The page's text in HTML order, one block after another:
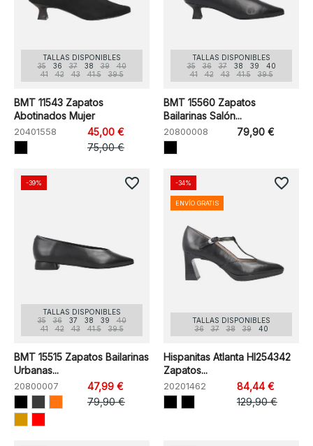
TALLAS DISPONIBLES
35
36 37 38 39
40
41
42 43 41.5 39.5
BMT 11543 Zapatos
Abotinados Mujer
20401558
45,00 €
75,00 €
TALLAS DISPONIBLES
35
36 37 38 39
40
41
42 43 41.5 39.5
BMT 15560 Zapatos
Bailarinas Salón...
20800008 79,90 €
TALLAS DISPONIBLES
35
36 37 38 39
40
41
42 43 41.5 39.5
BMT 15515 Zapatos Bailarinas
Urbanas...
20800007
47,99 €
79,90 €
-39% favorite_border
TALLAS DISPONIBLES
36
37 38 39 40
Hispanitas Atlanta HI254342
Zapatos...
20201462
84,44 €
129,90 €
-34%
ENVÍO GRATIS
favorite_border